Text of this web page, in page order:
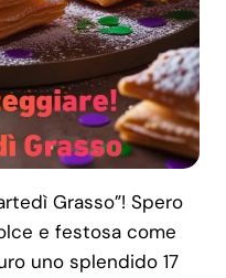
Grasso”! Spero
e festosa come
uno splendido 17